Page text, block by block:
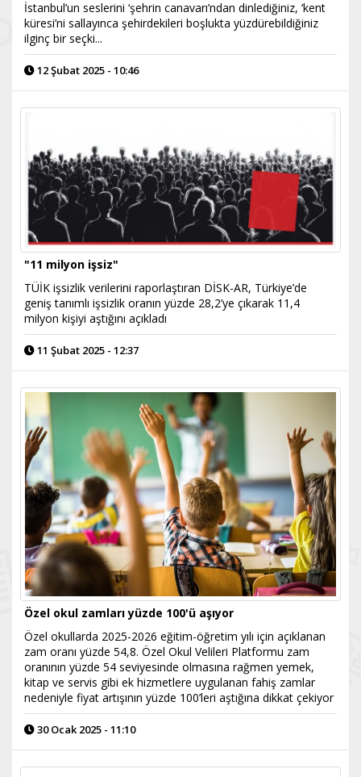
İstanbul’un seslerini ‘şehrin canavarı’ndan dinlediğiniz, ‘kent
küresi’ni sallayınca şehirdekileri boşlukta yüzdürebildiğiniz
ilginç bir seçki...
12 Şubat 2025 - 10:46
"11 milyon işsiz"
TÜİK işsizlik verilerini raporlaştıran DİSK-AR, Türkiye’de
geniş tanımlı işsizlik oranın yüzde 28,2’ye çıkarak 11,4
milyon kişiyi aştığını açıkladı
11 Şubat 2025 - 12:37
Özel okul zamları yüzde 100'ü aşıyor
Özel okullarda 2025-2026 eğitim-öğretim yılı için açıklanan
zam oranı yüzde 54,8. Özel Okul Velileri Platformu zam
oranının yüzde 54 seviyesinde olmasına rağmen yemek,
kitap ve servis gibi ek hizmetlere uygulanan fahiş zamlar
nedeniyle fiyat artışının yüzde 100’leri aştığına dikkat çekiyor
30 Ocak 2025 - 11:10